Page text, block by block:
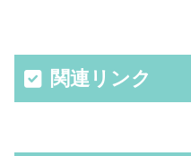
関連リンク